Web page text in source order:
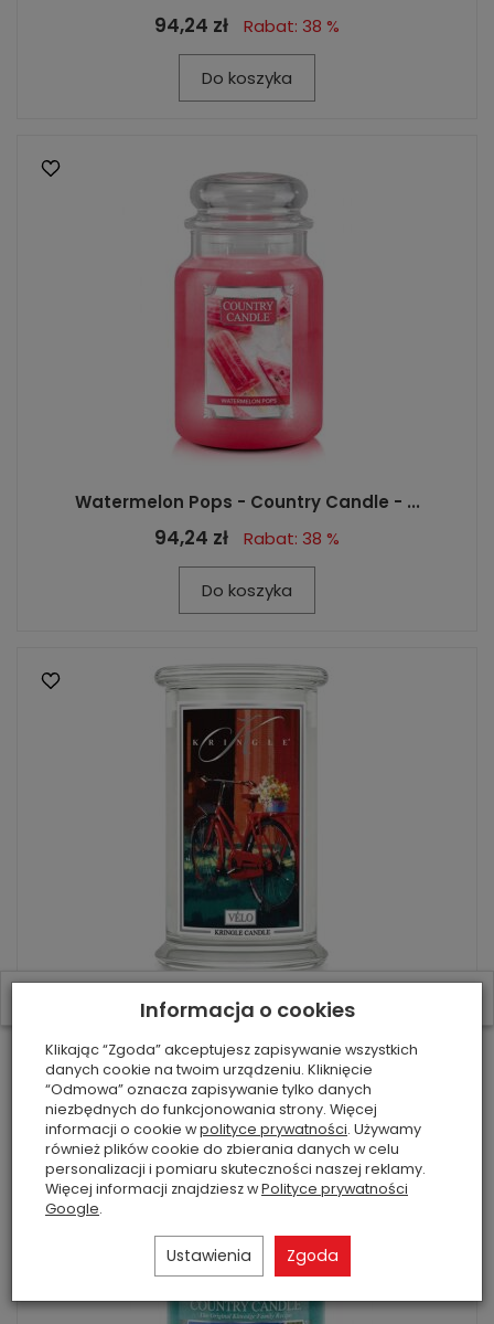
94,24 zł Rabat: 38 %
Do koszyka
Watermelon Pops - Country Candle - ...
94,24 zł Rabat: 38 %
Do koszyka
Vélo - Kringle Candle - duża świeca...
152,00 zł
Do koszyka
W ostatnich 7 dniach produktem interesuje się
Informacja o cookies
Klikając “Zgoda” akceptujesz zapisywanie wszystkich
danych cookie na twoim urządzeniu. Kliknięcie
“Odmowa” oznacza zapisywanie tylko danych
niezbędnych do funkcjonowania strony. Więcej
informacji o cookie wpolityce prywatności. Używamy
również plików cookie do zbierania danych w celu
personalizacji i pomiaru skuteczności naszej reklamy.
Więcej informacji znajdziesz wPolityce prywatności
Google.
Ustawienia Zgoda